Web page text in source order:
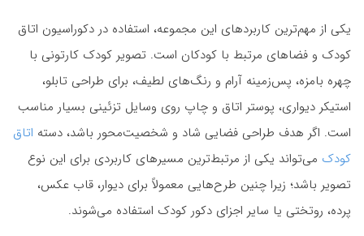
یکی از مهم‌ترین کاربردهای این مجموعه، استفاده در دکوراسیون اتاق
کودک و فضاهای مرتبط با کودکان است. تصویر کودک کارتونی با
چهره بامزه، پس‌زمینه آرام و رنگ‌های لطیف، برای طراحی تابلو،
استیکر دیواری، پوستر اتاق و چاپ روی وسایل تزئینی بسیار مناسب
است. اگر هدف طراحی فضایی شاد و شخصیت‌محور باشد، دسته اتاق
کودک می‌تواند یکی از مرتبط‌ترین مسیرهای کاربردی برای این نوع
تصویر باشد؛ زیرا چنین طرح‌هایی معمولاً برای دیوار، قاب عکس،
پرده، روتختی یا سایر اجزای دکور کودک استفاده می‌شوند.